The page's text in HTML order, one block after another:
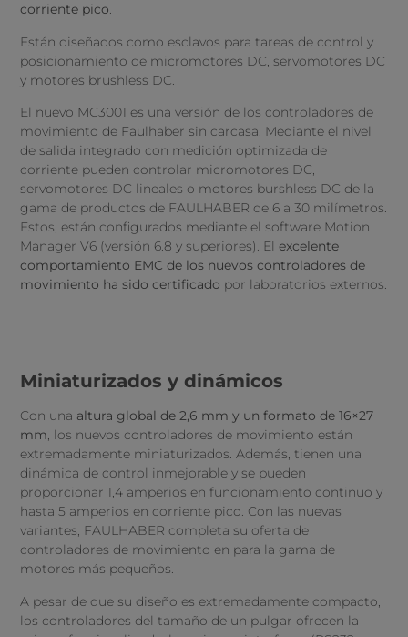
corriente pico.
Están diseñados como esclavos para tareas de control y
posicionamiento de micromotores DC, servomotores DC
y motores brushless DC.
El nuevo MC3001 es una versión de los controladores de
movimiento de Faulhaber sin carcasa. Mediante el nivel
de salida integrado con medición optimizada de
corriente pueden controlar micromotores DC,
servomotores DC lineales o motores burshless DC de la
gama de productos de FAULHABER de 6 a 30 milímetros.
Estos, están configurados mediante el software Motion
Manager V6 (versión 6.8 y superiores). Elexcelente
comportamiento EMC de los nuevos controladores de
movimiento ha sido certificado por laboratorios externos.
Miniaturizados y dinámicos
Con una altura global de 2,6 mm y un formato de 16×27
mm, los nuevos controladores de movimiento están
extremadamente miniaturizados. Además, tienen una
dinámica de control inmejorable y se pueden
proporcionar 1,4 amperios en funcionamiento continuo y
hasta 5 amperios en corriente pico. Con las nuevas
variantes, FAULHABER completa su oferta de
controladores de movimiento en para la gama de
motores más pequeños.
A pesar de que su diseño es extremadamente compacto,
los controladores del tamaño de un pulgar ofrecen la